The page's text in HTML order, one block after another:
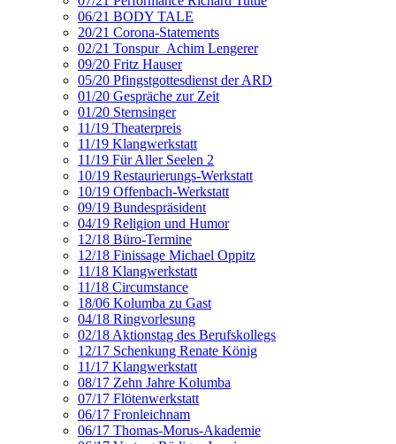
06/21 BODY TALE
20/21 Corona-Statements
02/21 Tonspur_Achim Lengerer
09/20 Fritz Hauser
05/20 Pfingstgottesdienst der ARD
01/20 Gespräche zur Zeit
01/20 Sternsinger
11/19 Theaterpreis
11/19 Klangwerkstatt
11/19 Für Aller Seelen 2
10/19 Restaurierungs-Werkstatt
10/19 Offenbach-Werkstatt
09/19 Bundespräsident
04/19 Religion und Humor
12/18 Büro-Termine
12/18 Finissage Michael Oppitz
11/18 Klangwerkstatt
11/18 Circumstance
18/06 Kolumba zu Gast
04/18 Ringvorlesung
02/18 Aktionstag des Berufskollegs
12/17 Schenkung Renate König
11/17 Klangwerkstatt
08/17 Zehn Jahre Kolumba
07/17 Flötenwerkstatt
06/17 Fronleichnam
06/17 Thomas-Morus-Akademie